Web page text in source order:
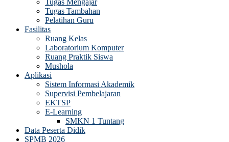
Tugas Mengajar
Tugas Tambahan
Pelatihan Guru
Fasilitas
Ruang Kelas
Laboratorium Komputer
Ruang Praktik Siswa
Mushola
Aplikasi
Sistem Informasi Akademik
Supervisi Pembelajaran
EKTSP
E-Learning
SMKN 1 Tuntang
Data Peserta Didik
SPMB 2026